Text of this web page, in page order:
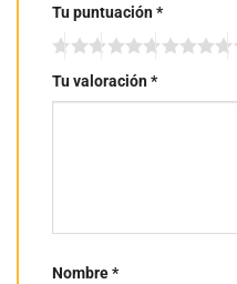
Tu puntuación*
Tu valoración*
Nombre*